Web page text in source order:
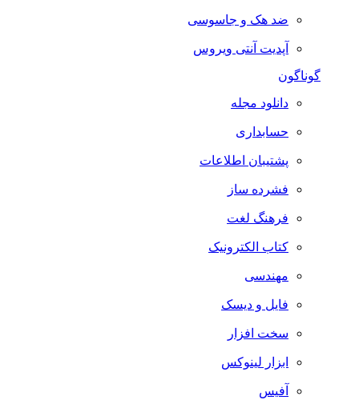
ضد هک و جاسوسی
آپدیت آنتی ویروس
گوناگون
دانلود مجله
حسابداری
پشتیبان اطلاعات
فشرده ساز
فرهنگ لغت
کتاب الکترونیک
مهندسی
فایل و دیسک
سخت افزار
ابزار لینوکس
آفیس